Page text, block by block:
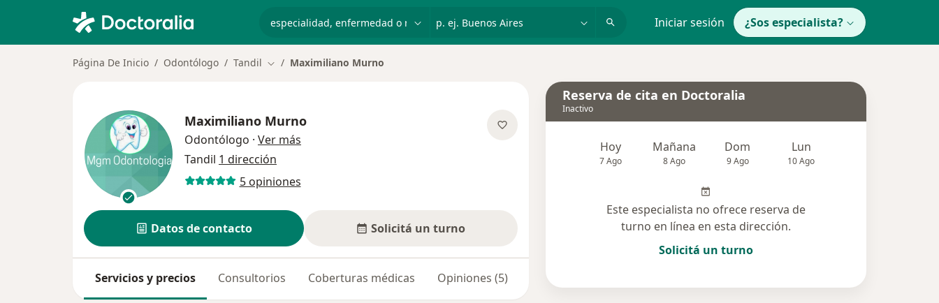
Iniciar sesión ¿Sos especialista?
Página De Inicio Odontólogo Tandil Cambiar de ciudad
Maximiliano Murno
Maximiliano Murno
Odontólogo · Ver más
Tandil 1 dirección
5 opiniones
Datos de contacto Solicitá un turno
Servicios y precios Consultorios Coberturas médicas Opiniones (5)
Reserva de cita en Doctoralia
Inactivo
Hoy
7 Ago
Mañana
8 Ago
Dom
9 Ago
Lun
10 Ago
Este especialista no ofrece reserva de
turno en línea en esta dirección.
Solicitá un turno